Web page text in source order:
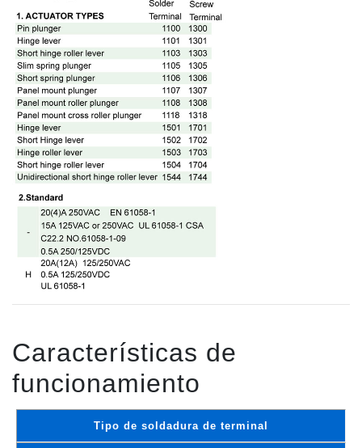
Características de
funcionamiento
Tipo de soldadura de terminal